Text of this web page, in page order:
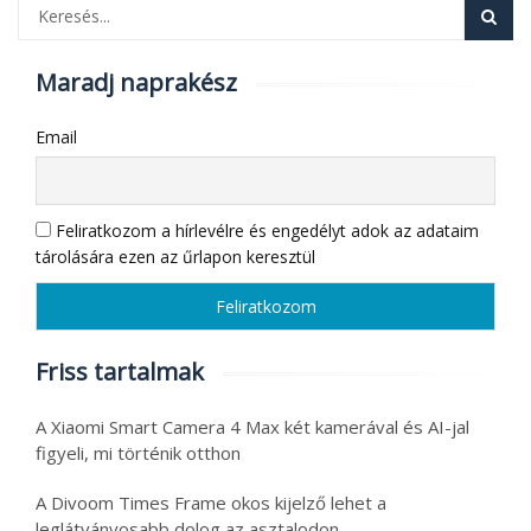
Maradj naprakész
Email
Feliratkozom a hírlevélre és engedélyt adok az adataim
tárolására ezen az űrlapon keresztül
Friss tartalmak
A Xiaomi Smart Camera 4 Max két kamerával és AI-jal
figyeli, mi történik otthon
A Divoom Times Frame okos kijelző lehet a